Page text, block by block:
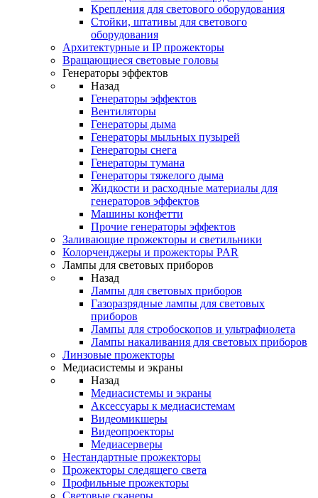
Крепления для светового оборудования
Стойки, штативы для светового
оборудования
Архитектурные и IP прожекторы
Вращающиеся световые головы
Генераторы эффектов
Назад
Генераторы эффектов
Вентиляторы
Генераторы дыма
Генераторы мыльных пузырей
Генераторы снега
Генераторы тумана
Генераторы тяжелого дыма
Жидкости и расходные материалы для
генераторов эффектов
Машины конфетти
Прочие генераторы эффектов
Заливающие прожекторы и светильники
Колорченджеры и прожекторы PAR
Лампы для световых приборов
Назад
Лампы для световых приборов
Газоразрядные лампы для световых
приборов
Лампы для стробоскопов и ультрафиолета
Лампы накаливания для световых приборов
Линзовые прожекторы
Медиасистемы и экраны
Назад
Медиасистемы и экраны
Аксессуары к медиасистемам
Видеомикшеры
Видеопроекторы
Медиасерверы
Нестандартные прожекторы
Прожекторы следящего света
Профильные прожекторы
Световые сканеры